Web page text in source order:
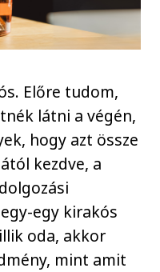
Előre tudom,
látni a végén,
hogy azt össze
kezdve, a
egy kirakós
oda, akkor
mint amit